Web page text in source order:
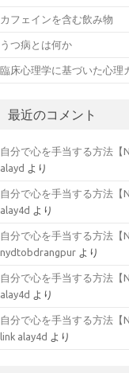
カフェインを含む飲み物
うつ病とは何か
臨床心理学に基づいた心理
最近のコメント
自分で心を手当する方法【
alayd より
自分で心を手当する方法【
alay4d より
自分で心を手当する方法【
nydtobdrangpur より
自分で心を手当する方法【
alay4d より
自分で心を手当する方法【
link alay4d より